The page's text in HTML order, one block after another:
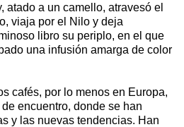
atado a un camello, atravesó el
viaja por el Nilo y deja
libro su periplo, en el que
una infusión amarga de color
cafés, por lo menos en Europa,
encuentro, donde se han
y las nuevas tendencias. Han